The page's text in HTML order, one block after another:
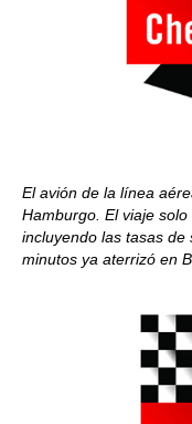
El avión de la línea
Hamburgo. El viaje
incluyendo las tasas
minutos ya aterrizó en